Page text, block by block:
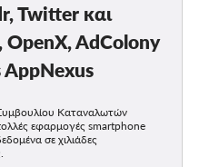
Twitter και
OpenX, AdColony
AppNexus
Καταναλωτών
εφαρμογές smartphone
σε χιλιάδες